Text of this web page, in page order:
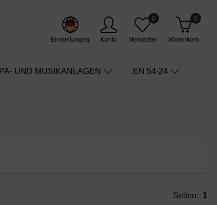
Einstellungen Konto Merkzettel
0
Warenkorb
0
PA- UND MUSIKANLAGEN EN 54-24
Seiten: 1